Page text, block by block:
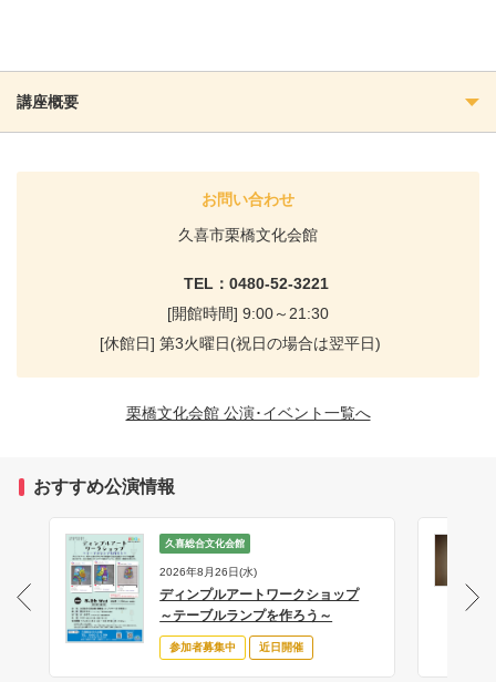
講座概要
お問い合わせ
久喜市栗橋文化会館
TEL：0480-52-3221
[開館時間] 9:00～21:30
[休館日] 第3火曜日(祝日の場合は翌平日)
栗橋文化会館 公演･イベント一覧へ
おすすめ公演情報
久喜総合文化会館
2026年8月26日(水)
ディンプルアートワークショップ
～テーブルランプを作ろう～
参加者募集中 近日開催